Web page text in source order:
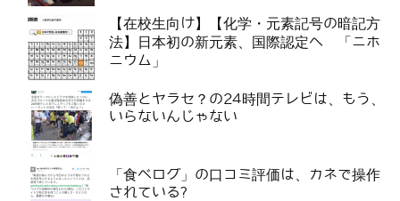
【在校生向け】【化学・元素記号の暗記方
法】日本初の新元素、国際認定へ 「ニホ
ニウム」
偽善とヤラセ？の24時間テレビは、もう、
いらないんじゃない
「食べログ」の口コミ評価は、カネで操作
されている?